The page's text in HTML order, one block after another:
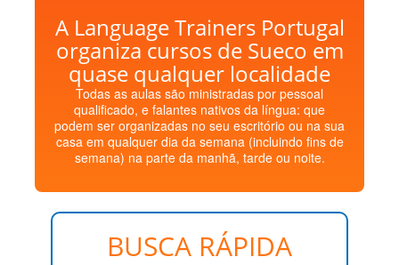
A Language Trainers Portugal
organiza cursos de Sueco em
quase qualquer localidade
Todas as aulas são ministradas por pessoal
qualificado, e falantes nativos da língua: que
podem ser organizadas no seu escritório ou na sua
casa em qualquer dia da semana (incluindo fins de
semana) na parte da manhã, tarde ou noite.
BUSCA RÁPIDA